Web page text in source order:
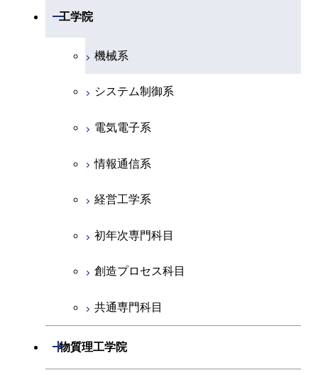
物理学系
地球惑星科学系
初年次専門科目
創造プロセス科目
共通専門科目
工学院
開閉
機械系
システム制御系
電気電子系
情報通信系
経営工学系
初年次専門科目
創造プロセス科目
共通専門科目
物質理工学院
開閉